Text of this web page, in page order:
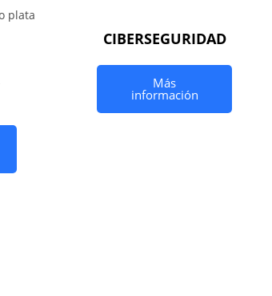
CIBERSEGURIDAD
Más
información